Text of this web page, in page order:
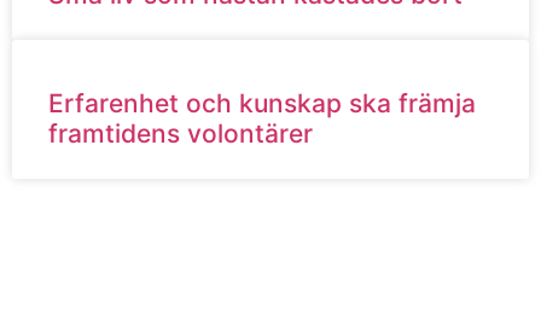
Erfarenhet och kunskap ska främja
framtidens volontärer